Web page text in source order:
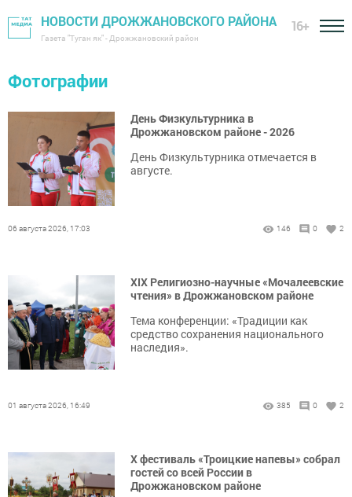
НОВОСТИ ДРОЖЖАНОВСКОГО РАЙОНА
Газета "Туган як" - Дрожжановский район
16+
Фотографии
День Физкультурника в
Дрожжановском районе - 2026
День Физкультурника отмечается в
августе.
06 августа 2026, 17:03 146 0 2
XIX Религиозно-научные «Мочалеевские
чтения» в Дрожжановском районе
Тема конференции: «Традиции как
средство сохранения национального
наследия».
01 августа 2026, 16:49 385 0 2
X фестиваль «Троицкие напевы» собрал
гостей со всей России в
Дрожжановском районе